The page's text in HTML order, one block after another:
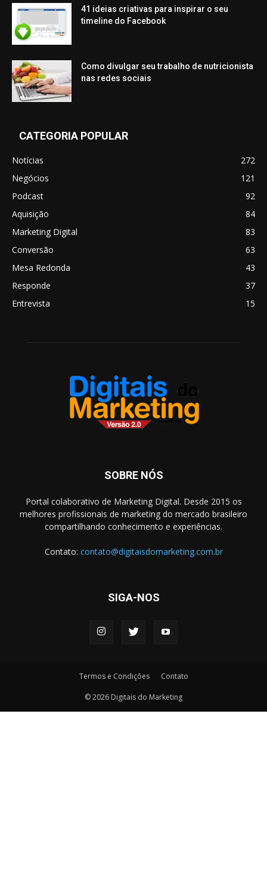
41 ideias criativas para inspirar o seu
timeline do Facebook
Como divulgar seu trabalho de nutricionista
nas redes sociais
CATEGORIA POPULAR
Notícias
272
Negócios
121
Podcast
92
Aquisição
84
Marketing Digital
83
Conversão
63
Mesa Redonda
43
Responde
37
Entrevista
15
SOBRE NÓS
Portal colaborativo de Marketing Digital. Desde 2015 os
melhores profissionais de marketing do mercado brasileiro
compartilhando conhecimento e experiências.
Contato: contato@digitaisdomarketing.com.br
SIGA-NOS
Termos e Condições Contato
© 2026 Digitais do Marketing